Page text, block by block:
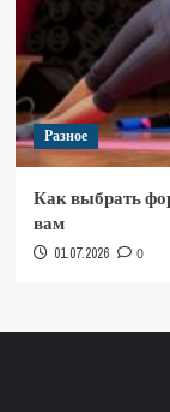
Разное
Как выбрать
вам
01.07.2026 0